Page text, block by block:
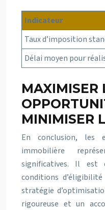
Indicateur
Taux d’imposition
Délai moyen pour
MAXIMISER
MINIMISER
En conclusion, les
immobilière
significatives. Il est
conditions
stratégie
rigoureuse et un